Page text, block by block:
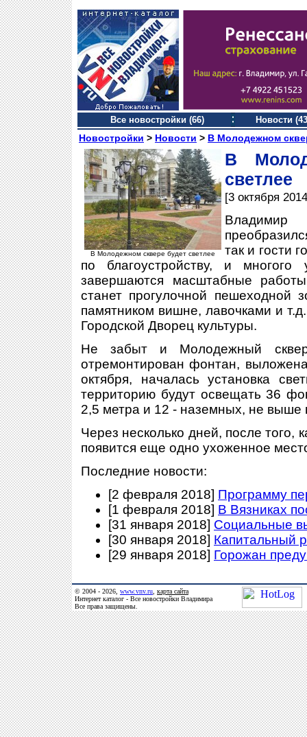
Все новостройки (66) Новости
Новостройки > Новости > В Молодежном
В Молодежном сквере будет светлее
В
светлее
[3 октября
так и гости
по благоустройству, и
завершаются масштабные
станет прогулочной пешеходной
памятником вишне, лавочками и
Городской Дворец культуры.
Не забыт и Молодежный
отремонтирован фонтан,
октября, началась установка
территорию будут освещать 36
2,5 метра и 12 - наземных, не выше
Через несколько дней, после того,
появится еще одно ухоженное
Последние новости:
[2 февраля 2018] Программу
[1 февраля 2018] В Вязниках
[31 января 2018] Социальные
[30 января 2018] Капитальный
[29 января 2018] Горожан
© 2004 - 2026, www.vnv.ru карта сайта
Интернет каталог - Все новостройки Владимира
Все права защищены.